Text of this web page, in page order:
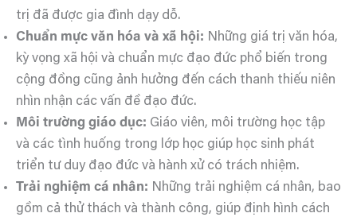
trị đã được gia đình dạy dỗ.
Chuẩn mực văn hóa và xã hội: Những giá trị văn hóa,
kỳ vọng xã hội và chuẩn mực đạo đức phổ biến trong
cộng đồng cũng ảnh hưởng đến cách thanh thiếu niên
nhìn nhận các vấn đề đạo đức.
Môi trường giáo dục: Giáo viên, môi trường học tập
và các tình huống trong lớp học giúp học sinh phát
triển tư duy đạo đức và hành xử có trách nhiệm.
Trải nghiệm cá nhân: Những trải nghiệm cá nhân, bao
gồm cả thử thách và thành công, giúp định hình cách